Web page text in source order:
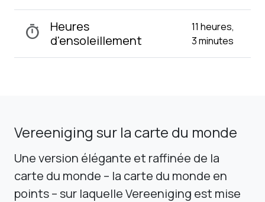
timer
Heures
d'ensoleillement
11 heures,
3 minutes
Vereeniging sur la carte du monde
Une version élégante et raffinée de la
carte du monde – la carte du monde en
points – sur laquelle Vereeniging est mise